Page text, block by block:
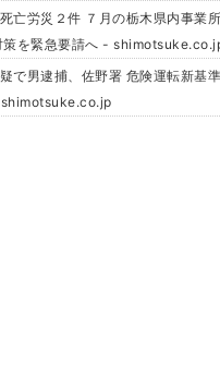
亡労災２件 ７月の栃木県内事業
策を緊急要請へ -
で男逮捕、佐野署 危険運転新基